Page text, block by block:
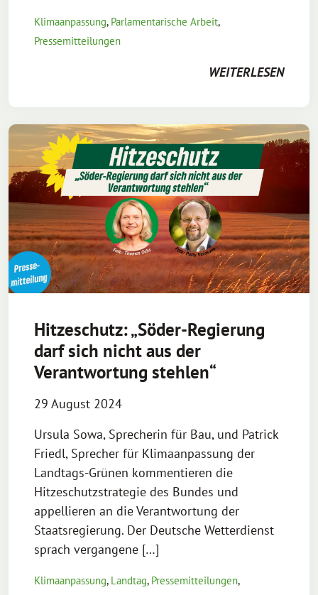
Klimaanpassung, Parlamentarische Arbeit,
Pressemitteilungen
WEITERLESEN
Hitzeschutz: „Söder-Regierung
darf sich nicht aus der
Verantwortung stehlen“
29 August 2024
Ursula Sowa, Sprecherin für Bau, und Patrick
Friedl, Sprecher für Klimaanpassung der
Landtags-Grünen kommentieren die
Hitzeschutzstrategie des Bundes und
appellieren an die Verantwortung der
Staatsregierung. Der Deutsche Wetterdienst
sprach vergangene […]
Klimaanpassung, Landtag, Pressemitteilungen,